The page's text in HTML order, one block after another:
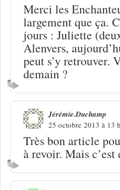
Merci les
largement que ça.
jours : Juliette
Alenvers,
peut s’y retrouver.
demain ?
Jérémie.Duchamp
25 octobre 2013 à 13
Très bon article
à revoir. Mais